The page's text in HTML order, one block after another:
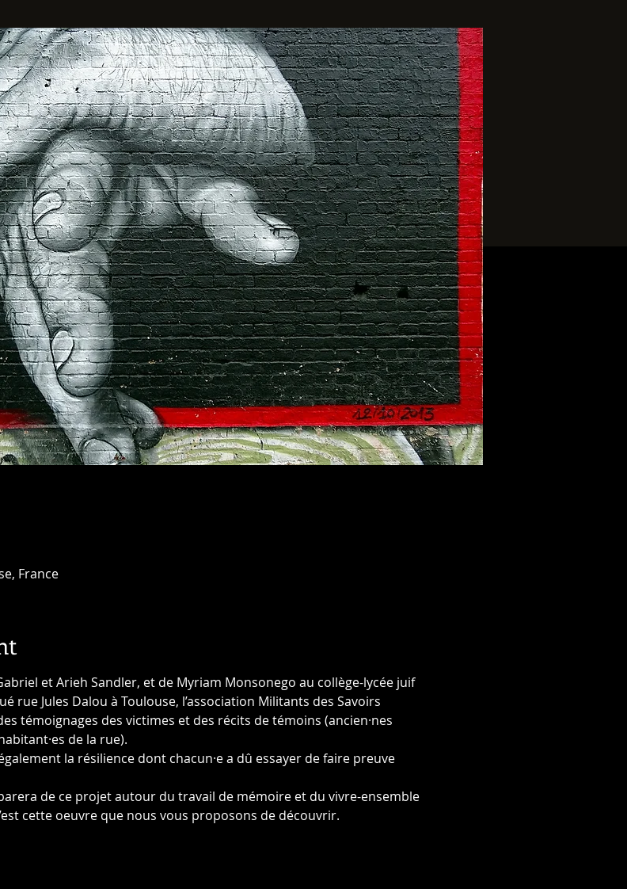
France
et Arieh Sandler, et de Myriam Monsonego au collège-lycée juif
rue Jules Dalou à Toulouse, l’association Militants des Savoirs
témoignages des victimes et des récits de témoins (ancien·nes
de la rue).
la résilience dont chacun·e a dû essayer de faire preuve
de ce projet autour du travail de mémoire et du vivre-ensemble
cette oeuvre que nous vous proposons de découvrir.